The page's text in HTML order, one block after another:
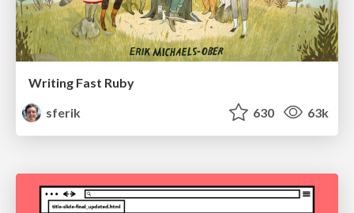
Writing Fast Ruby
sferik
630 63k